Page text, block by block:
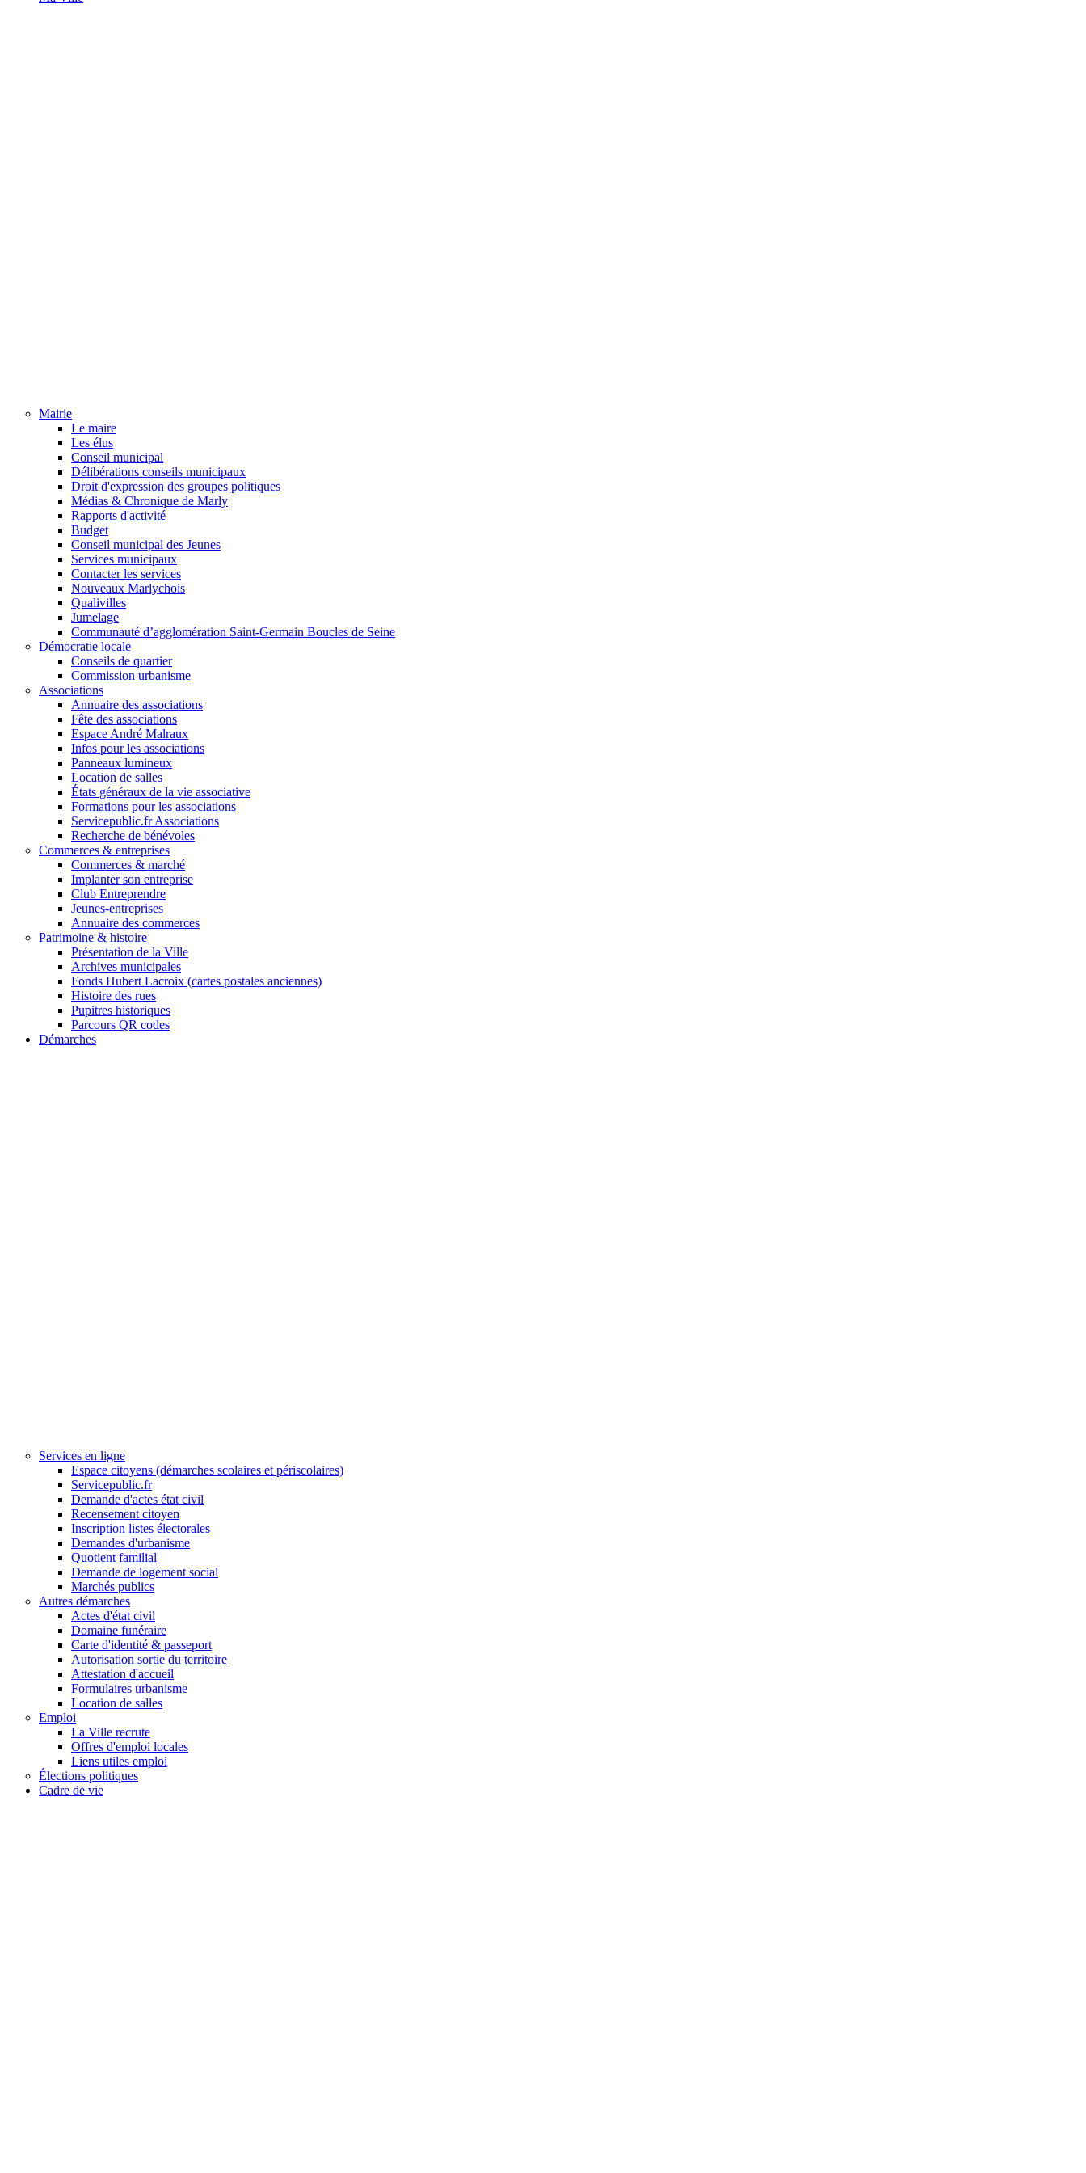
Mairie
Le maire
Les élus
Conseil municipal
Délibérations conseils municipaux
Droit d'expression des groupes politiques
Médias & Chronique de Marly
Rapports d'activité
Budget
Conseil municipal des Jeunes
Services municipaux
Contacter les services
Nouveaux Marlychois
Qualivilles
Jumelage
Communauté d’agglomération Saint-Germain Boucles de Seine
Démocratie locale
Conseils de quartier
Commission urbanisme
Associations
Annuaire des associations
Fête des associations
Espace André Malraux
Infos pour les associations
Panneaux lumineux
Location de salles
États généraux de la vie associative
Formations pour les associations
Servicepublic.fr Associations
Recherche de bénévoles
Commerces & entreprises
Commerces & marché
Implanter son entreprise
Club Entreprendre
Jeunes-entreprises
Annuaire des commerces
Patrimoine & histoire
Présentation de la Ville
Archives municipales
Fonds Hubert Lacroix (cartes postales anciennes)
Histoire des rues
Pupitres historiques
Parcours QR codes
Démarches
Services en ligne
Espace citoyens (démarches scolaires et périscolaires)
Servicepublic.fr
Demande d'actes état civil
Recensement citoyen
Inscription listes électorales
Demandes d'urbanisme
Quotient familial
Demande de logement social
Marchés publics
Autres démarches
Actes d'état civil
Domaine funéraire
Carte d'identité & passeport
Autorisation sortie du territoire
Attestation d'accueil
Formulaires urbanisme
Location de salles
Emploi
La Ville recrute
Offres d'emploi locales
Liens utiles emploi
Élections politiques
Cadre de vie